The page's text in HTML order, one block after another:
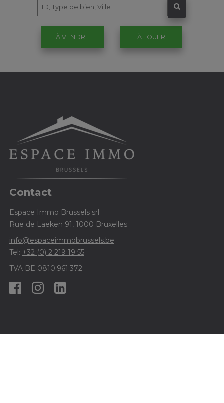
À VENDRE À LOUER
Contact
Espace Immo Brussels srl
Rue de Laeken 91, 1000 Bruxelles
info@espaceimmobrussels.be
Tel: +32 (0) 2 219 19 55
TVA BE 0810.961.372